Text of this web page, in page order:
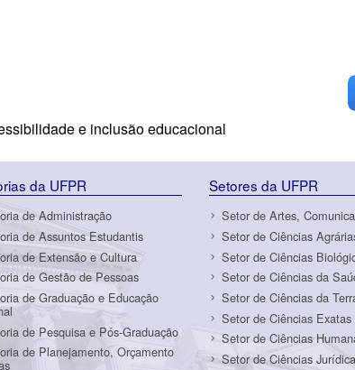
e inclusão educacional
da UFPR
de Administração
de Assuntos Estudantis
de Extensão e Cultura
de Gestão de Pessoas
de Graduação e Educação
de Pesquisa e Pós-Graduação
de Planejamento, Orçamento
Setores da UFPR
Setor de Artes,
Setor de Ciências
Setor de Ciências
Setor de Ciências da
Setor de Ciências da
Setor de Ciências Exatas
Setor de Ciências
Setor de Ciências